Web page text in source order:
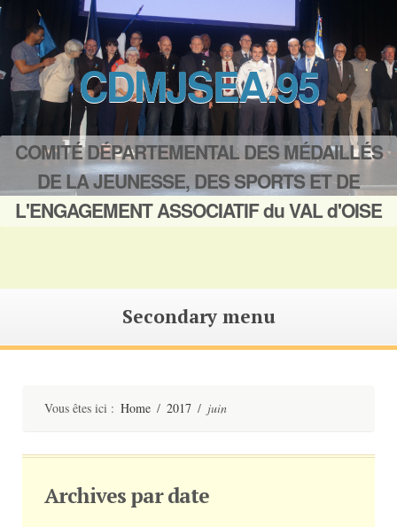
CDMJSEA.95
COMITÉ DÉPARTEMENTAL DES MÉDAILLÉS
DE LA JEUNESSE, DES SPORTS ET DE
L'ENGAGEMENT ASSOCIATIF du VAL d'OISE
Secondary menu
Vous êtes ici : Home / 2017 / juin
Archives par date